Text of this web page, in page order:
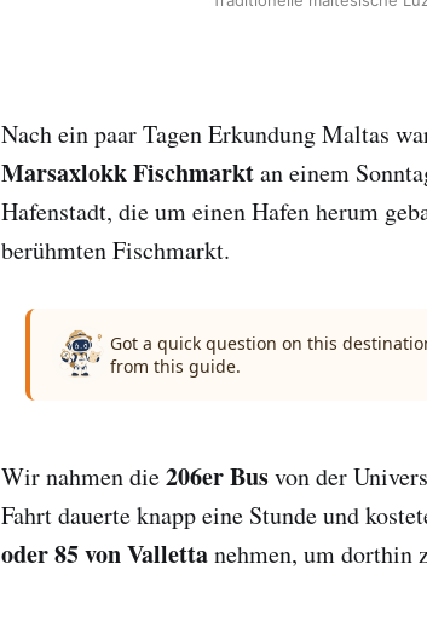
Nach ein paar Tagen Erkundung Maltas
Marsaxlokk Fischmarktan einem
Hafenstadt, die um einen Hafen herum
berühmten Fischmarkt.
Got a quick question on this
from this guide.
Wir nahmen die206er Busvon der
Fahrt dauerte knapp eine Stunde und
oder 85 von Vallettanehmen, um dorthin